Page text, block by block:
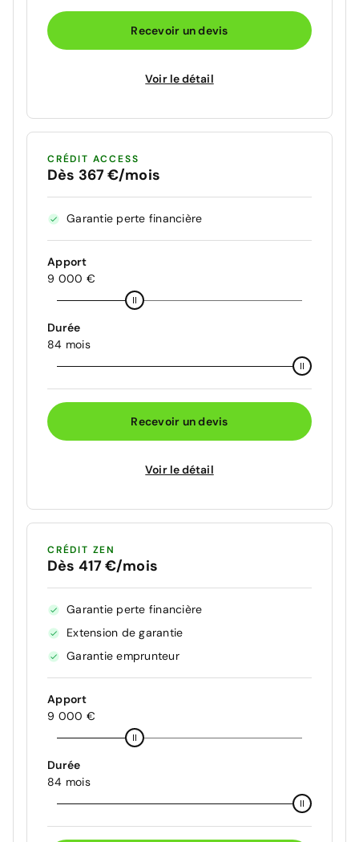
Recevoir un devis
Voir le détail
CRÉDIT ACCESS
Dès 367 €/mois
Garantie perte financière
Apport
9 000 €
Durée
84 mois
Recevoir un devis
Voir le détail
CRÉDIT ZEN
Dès 417 €/mois
Garantie perte financière
Extension de garantie
Garantie emprunteur
Apport
9 000 €
Durée
84 mois